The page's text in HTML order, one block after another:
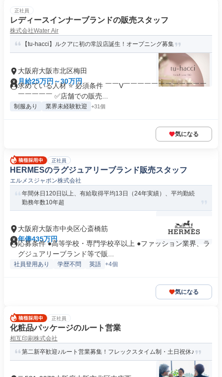
正社員
レディースインナーブランドの販売スタッフ
株式会社Water Air
【tu-hacci】ルクアに初の常設店誕生！オープニング募集
大阪府大阪市北区梅田
月給25万円～30万円
求めている人材 ⭐ 必須条件 ￣￣V￣￣￣￣￣￣￣￣￣￣￣￣
￣￣￣￣￣ ✅店舗での販売...
制服あり 業界未経験歓迎 +31個
気になる
正社員
HERMESのラグジュアリーブランド販売スタッフ
エルメスジャポン株式会社
年間休日120日以上、有給取得平均13日（24年実績）、平均勤続
勤務年数10年超
大阪府大阪市中央区心斎橋筋
年俸435万円
応募条件 ●高等学校・専門学校卒以上 ●ファッション業界、ラ
グジュアリーブランド等で販...
社員登用あり 学歴不問 英語 +4個
気になる
正社員
化粧品パッケージのルート営業
相互印刷株式会社
第二新卒歓迎♪ルート営業募集！フレックスタイム制・土日祝休♪